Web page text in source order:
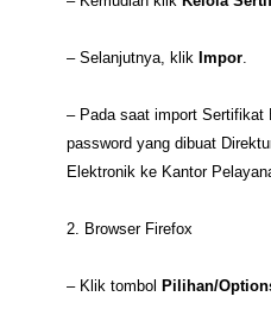
– Selanjutnya, klik Impor.
– Pada saat import Sertifikat
password yang dibuat
Elektronik ke Kantor
2. Browser Firefox
– Klik tombol Pilihan/